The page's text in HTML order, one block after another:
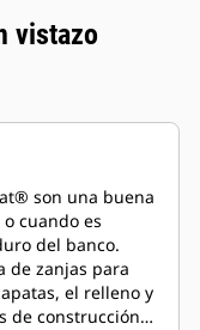
vistazo
son una buena
cuando es
del banco.
de zanjas para
el relleno y
de construcción,